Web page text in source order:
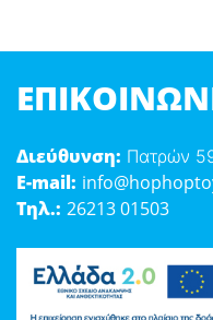
Διεύθυνση: Πατρών
E-mail:
Τηλ.: 26213 01503